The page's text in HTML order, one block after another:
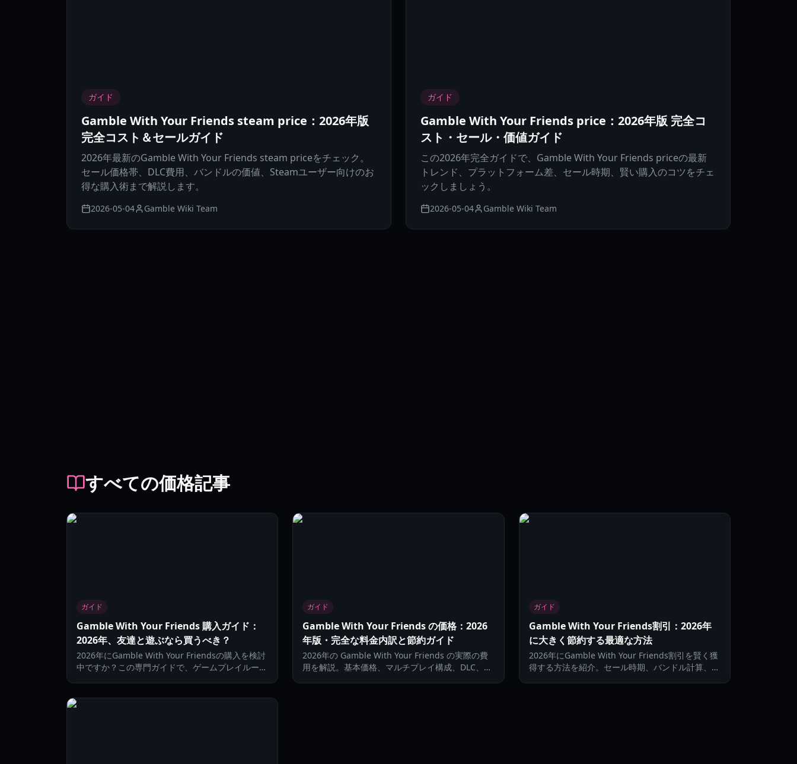
ガイド
Gamble With Your Friends steam price：2026年版
完全コスト＆セールガイド
2026年最新のGamble With Your Friends steam priceをチェック。
セール価格帯、DLC費用、バンドルの価値、Steamユーザー向けのお
得な購入術まで解説します。
2026-05-04 Gamble Wiki Team
ガイド
Gamble With Your Friends price：2026年版 完全コ
スト・セール・価値ガイド
この2026年完全ガイドで、Gamble With Your Friends priceの最新
トレンド、プラットフォーム差、セール時期、賢い購入のコツをチェ
ックしましょう。
2026-05-04 Gamble Wiki Team
すべての価格記事
ガイド
Gamble With Your Friends 購入ガイド：
2026年、友達と遊ぶなら買うべき？
2026年にGamble With Your Friendsの購入を検討
中ですか？この専門ガイドで、ゲームプレイルー
ガイド
Gamble With Your Friends の価格：2026
年版・完全な料金内訳と節約ガイド
2026年の Gamble With Your Friends の実際の費
用を解説。基本価格、マルチプレイ構成、DLC、地
ガイド
Gamble With Your Friends割引：2026年
に大きく節約する最適な方法
2026年にGamble With Your Friends割引を賢く獲
得する方法を紹介。セール時期、バンドル計算、価